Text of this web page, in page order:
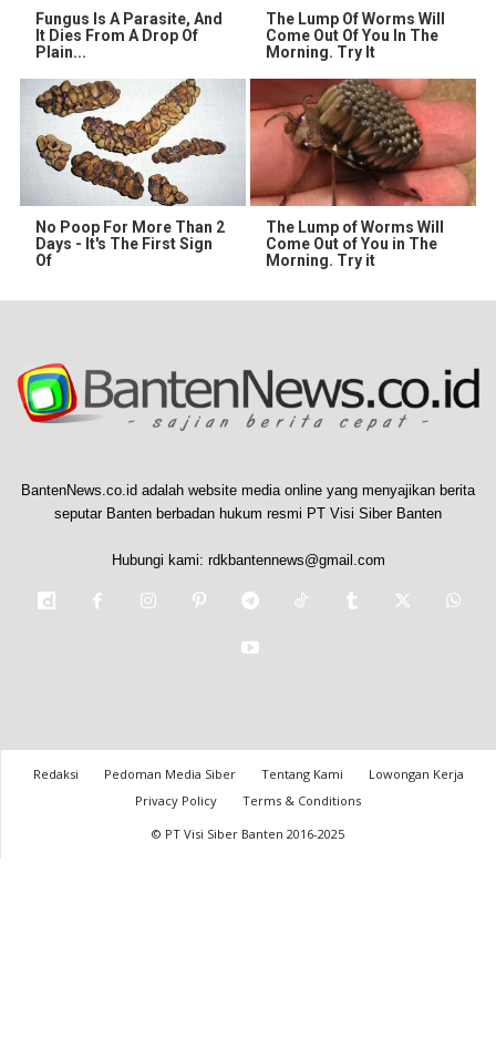
Fungus Is A Parasite, And
It Dies From A Drop Of
Plain...
The Lump Of Worms Will
Come Out Of You In The
Morning. Try It
No Poop For More Than 2
Days - It's The First Sign
Of
The Lump of Worms Will
Come Out of You in The
Morning. Try it
BantenNews.co.id adalah website media online yang menyajikan berita
seputar Banten berbadan hukum resmi PT Visi Siber Banten
Hubungi kami: rdkbantennews@gmail.com
Redaksi Pedoman Media Siber Tentang Kami
Lowongan Kerja
Privacy Policy
Terms & Conditions
© PT Visi Siber Banten 2016-2025